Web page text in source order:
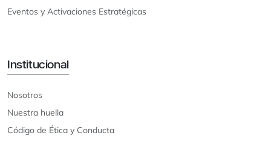
Eventos y Activaciones Estratégicas
Institucional
Nosotros
Nuestra huella
Código de Ética y Conducta